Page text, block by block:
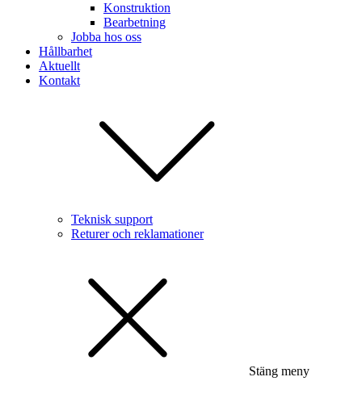
Konstruktion
Bearbetning
Jobba hos oss
Hållbarhet
Aktuellt
Kontakt
Teknisk support
Returer och reklamationer
Stäng meny